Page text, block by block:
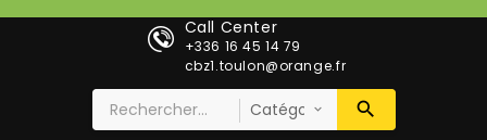
Call Center
+336 16 45 14 79
cbz1.toulon@orange.fr